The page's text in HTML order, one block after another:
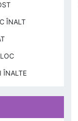
ÎNALT
ÎNALTE